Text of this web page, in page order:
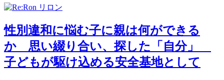
性別違和に悩む子に親は何ができる
か 思い綴り合い、探した「自分」
子どもが駆け込める安全基地として